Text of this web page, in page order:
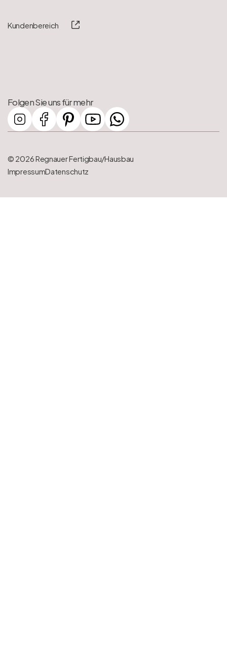
Kundenbereich
Folgen Sie uns für mehr
© 2026 Regnauer Fertigbau/Hausbau
ImpressumDatenschutz